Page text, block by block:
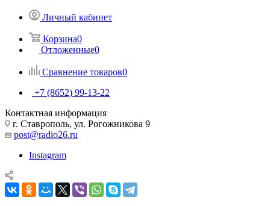
Личный кабинет
Корзина0
Отложенные0
Сравнение товаров0
+7 (8652) 99-13-22
Контактная информация
г. Ставрополь, ул. Рогожникова 9
post@radio26.ru
Instagram